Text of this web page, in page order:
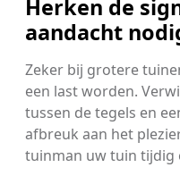
Herken de
aandacht
Zeker bij grotere
een last worden.
tussen de tegels en
afbreuk aan het
tuinman uw tuin tijdig